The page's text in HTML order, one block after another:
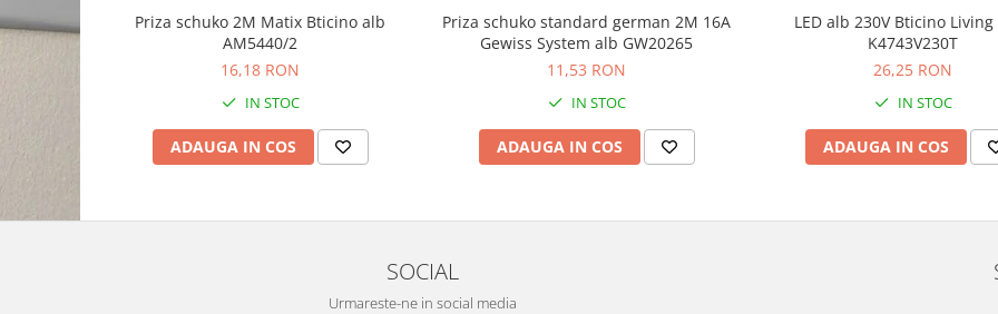
Priza schuko 2M Matix Bticino alb
AM5440/2
16,18 RON
IN STOC
ADAUGA IN COS
Priza schuko standard german 2M 16A
Gewiss System alb GW20265
11,53 RON
IN STOC
ADAUGA IN COS
LED alb 230V Bticino
K4743V230T
26,25 RON
IN STOC
ADAUGA IN COS
SOCIAL
Urmareste-ne in social media